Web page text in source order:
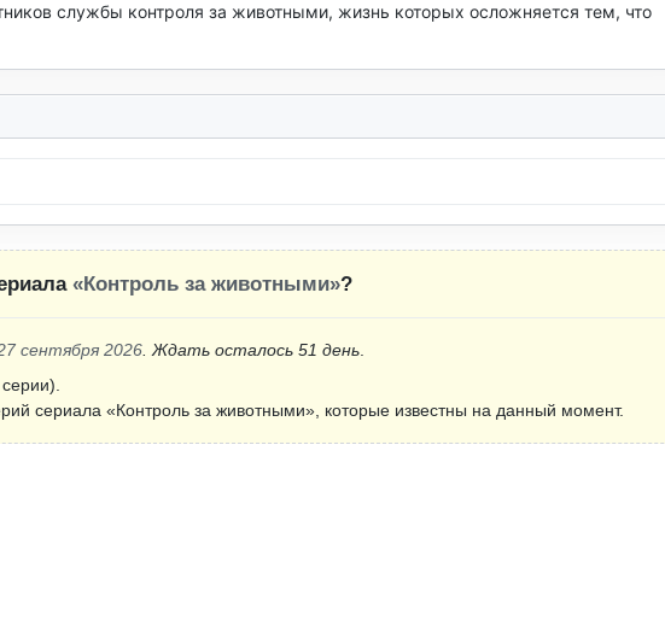
службы контроля за животными, жизнь которых осложняется тем, что
«Контроль за животными»?
сентября 2026 . Ждать осталось 51 день
сериала «Контроль за животными», которые известны на данный момент.